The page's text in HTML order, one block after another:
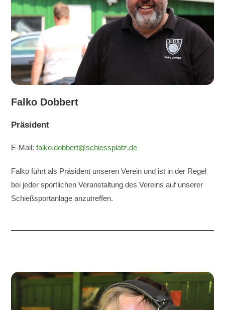
Falko Dobbert
Präsident
E-Mail:falko.dobbert@schiessplatz.de
Falko führt als Präsident unseren Verein und ist in der Regel
bei jeder sportlichen Veranstaltung des Vereins auf unserer
Schießsportanlage anzutreffen.